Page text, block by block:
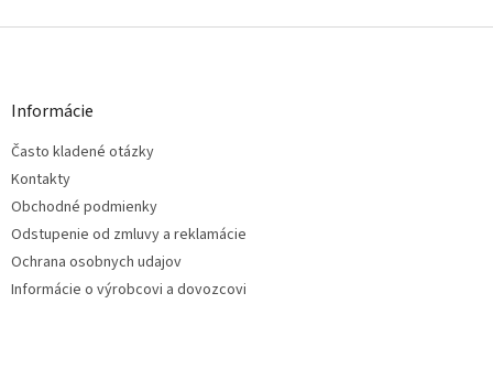
Z
Informácie
Často kladené otázky
Kontakty
Obchodné podmienky
Odstupenie od zmluvy a reklamácie
Ochrana osobnych udajov
Informácie o výrobcovi a dovozcovi